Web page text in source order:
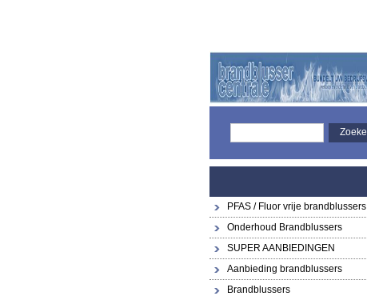
PFAS / Fluor vrije brandblussers
Onderhoud Brandblussers
SUPER AANBIEDINGEN
Aanbieding brandblussers
Brandblussers